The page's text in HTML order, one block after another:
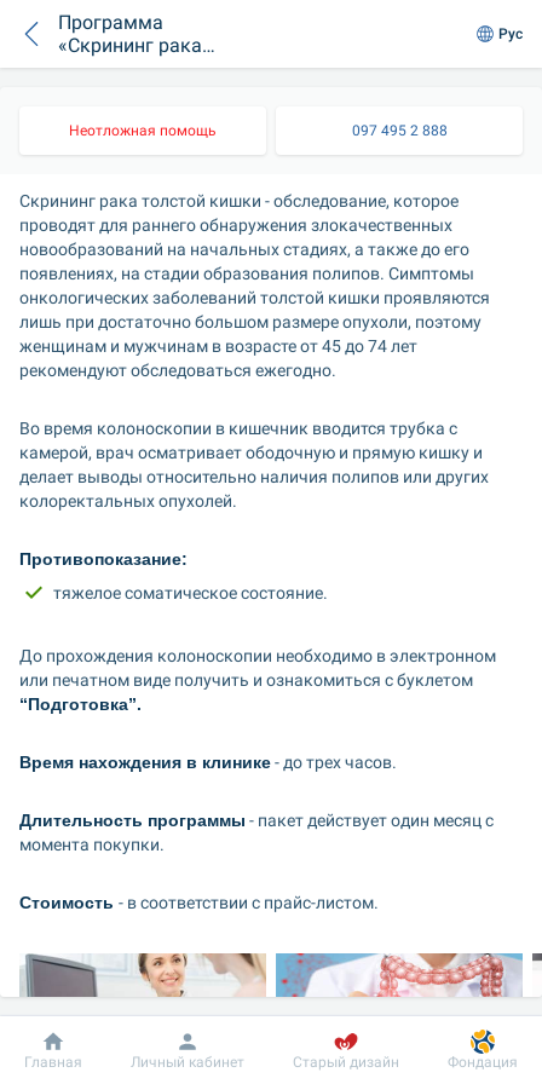
Программа
«Скрининг рака
толстой кишки»
Рус
Неотложная помощь 097 495 2 888
Скрининг рака толстой кишки - обследование, которое
проводят для раннего обнаружения злокачественных
новообразований на начальных стадиях, а также до его
появлениях, на стадии образования полипов. Симптомы
онкологических заболеваний толстой кишки проявляются
лишь при достаточно большом размере опухоли, поэтому
женщинам и мужчинам в возрасте от 45 до 74 лет
рекомендуют обследоваться ежегодно.
Во время колоноскопии в кишечник вводится трубка с
камерой, врач осматривает ободочную и прямую кишку и
делает выводы относительно наличия полипов или других
колоректальных опухолей.
Противопоказание:
тяжелое соматическое состояние.
До прохождения колоноскопии необходимо в электронном
или печатном виде получить и ознакомиться с буклетом
“Подготовка”.
Время нахождения в клинике - до трех часов.
Длительность программы - пакет действует один месяц с
момента покупки.
Стоимость - в соответствии с прайс-листом.
Добробут Информация Пациенту
Главная Личный кабинет Старый дизайн Фондация